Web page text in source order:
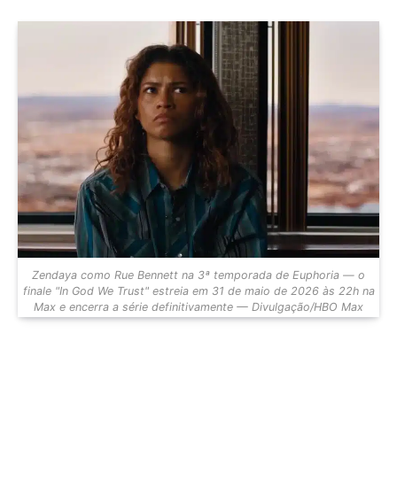
Zendaya como Rue Bennett na 3ª temporada de Euphoria — o
finale "In God We Trust" estreia em 31 de maio de 2026 às 22h na
Max e encerra a série definitivamente — Divulgação/HBO Max